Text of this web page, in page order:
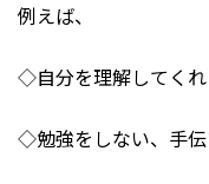
例えば、
◇自分を理解してくれ
◇勉強をしない、手伝